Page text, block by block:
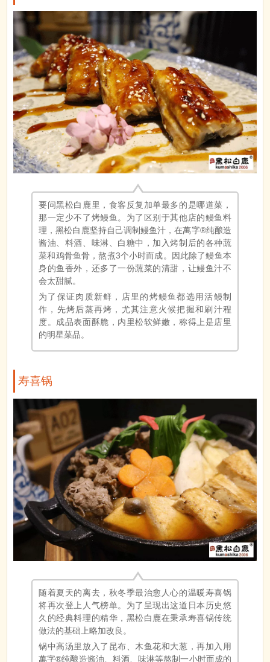
要问黑松白鹿里，食客反复加单最多的是哪道菜，
那一定少不了烤鳗鱼。为了区别于其他店的鳗鱼料
理，黑松白鹿坚持自己调制鳗鱼汁，在萬字®纯酿造
酱油、料酒、味淋、白糖中，加入烤制后的各种蔬
菜和鸡骨鱼骨，熬煮3个小时而成。因此除了鳗鱼本
身的鱼香外，还多了一份蔬菜的清甜，让鳗鱼汁不
会太甜腻。
为了保证肉质新鲜，店里的烤鳗鱼都选用活鳗制
作，先烤后蒸再烤，尤其注意火候把握和刷汁程
度。成品表面酥脆，内里松软鲜嫩，称得上是店里
的明星菜品。
寿喜锅
随着夏天的离去，秋冬季最治愈人心的温暖寿喜锅
将再次登上人气榜单。为了呈现出这道日本历史悠
久的经典料理的精华，黑松白鹿在秉承寿喜锅传统
做法的基础上略加改良。
锅中高汤里放入了昆布、木鱼花和大葱，再加入用
萬字®纯酿造酱油、料酒、味淋等熬制一小时而成的